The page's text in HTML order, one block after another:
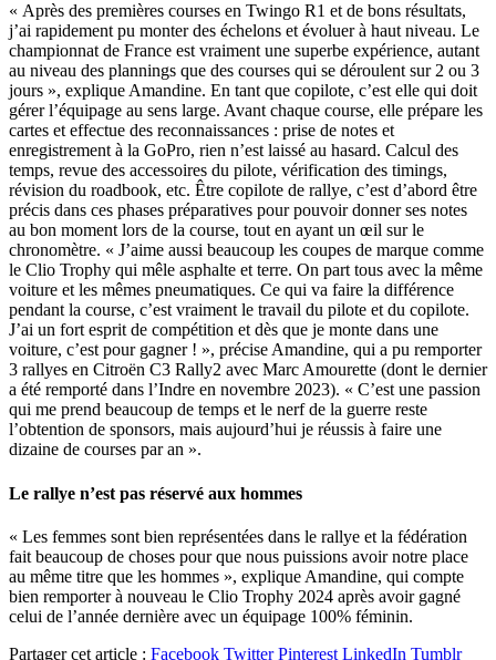
« Après des premières courses en Twingo R1 et de bons résultats,
j’ai rapidement pu monter des échelons et évoluer à haut niveau. Le
championnat de France est vraiment une superbe expérience, autant
au niveau des plannings que des courses qui se déroulent sur 2 ou 3
jours », explique Amandine. En tant que copilote, c’est elle qui doit
gérer l’équipage au sens large. Avant chaque course, elle prépare les
cartes et effectue des reconnaissances : prise de notes et
enregistrement à la GoPro, rien n’est laissé au hasard. Calcul des
temps, revue des accessoires du pilote, vérification des timings,
révision du roadbook, etc. Être copilote de rallye, c’est d’abord être
précis dans ces phases préparatives pour pouvoir donner ses notes
au bon moment lors de la course, tout en ayant un œil sur le
chronomètre. « J’aime aussi beaucoup les coupes de marque comme
le Clio Trophy qui mêle asphalte et terre. On part tous avec la même
voiture et les mêmes pneumatiques. Ce qui va faire la différence
pendant la course, c’est vraiment le travail du pilote et du copilote.
J’ai un fort esprit de compétition et dès que je monte dans une
voiture, c’est pour gagner ! », précise Amandine, qui a pu remporter
3 rallyes en Citroën C3 Rally2 avec Marc Amourette (dont le dernier
a été remporté dans l’Indre en novembre 2023). « C’est une passion
qui me prend beaucoup de temps et le nerf de la guerre reste
l’obtention de sponsors, mais aujourd’hui je réussis à faire une
dizaine de courses par an ».
Le rallye n’est pas réservé aux hommes
« Les femmes sont bien représentées dans le rallye et la fédération
fait beaucoup de choses pour que nous puissions avoir notre place
au même titre que les hommes », explique Amandine, qui compte
bien remporter à nouveau le Clio Trophy 2024 après avoir gagné
celui de l’année dernière avec un équipage 100% féminin.
Partager cet article : Facebook Twitter Pinterest LinkedIn Tumblr